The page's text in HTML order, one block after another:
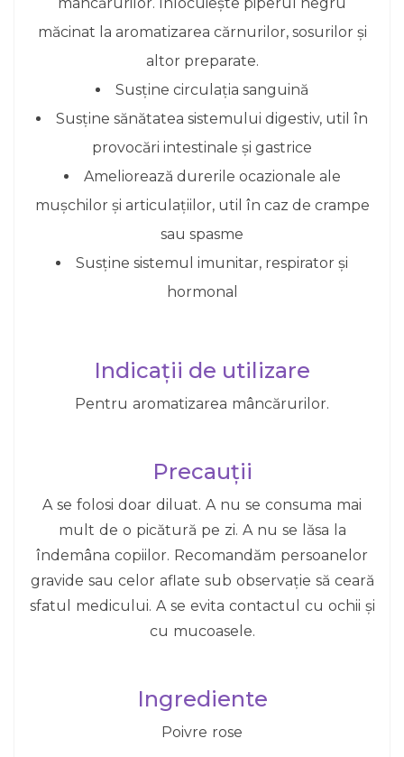
măcinat la aromatizarea cărnurilor, sosurilor și
altor preparate.
Susține circulația sanguină
Susține sănătatea sistemului digestiv, util în
provocări intestinale și gastrice
Ameliorează durerile ocazionale ale
mușchilor și articulațiilor, util în caz de crampe
sau spasme
Susține sistemul imunitar, respirator și
hormonal
Indicații de utilizare
Pentru aromatizarea mâncărurilor.
Precauții
A se folosi doar diluat. A nu se consuma mai
mult de o picătură pe zi. A nu se lăsa la
îndemâna copiilor. Recomandăm persoanelor
gravide sau celor aflate sub observație să ceară
sfatul medicului. A se evita contactul cu ochii și
cu mucoasele.
Ingrediente
Poivre rose